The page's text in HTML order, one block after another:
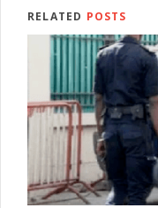
RELATED POSTS